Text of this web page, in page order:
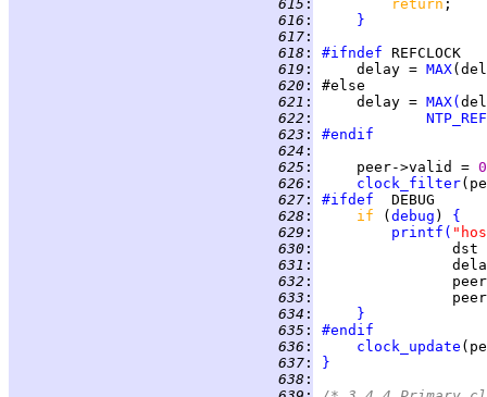
615 : return
616 :
}
617 :
618 : #ifndef
619 :
     delay =
MAX
620 :
621 :
     delay =
MAX(
622 :
623 :
#endif
624 :
625 :
     peer->valid =
0
626 : clock_filter
627 : #ifdef
628 : if ( debug ) {
629 : printf (
630 :
631 :
632 :
633 :
634 :
}
635 :
#endif
636 : clock_update
637 :
}
638 :